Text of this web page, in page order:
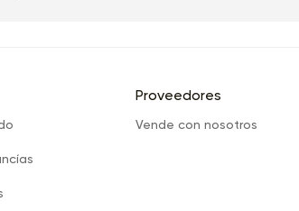
Proveedores
Vende con nosotros